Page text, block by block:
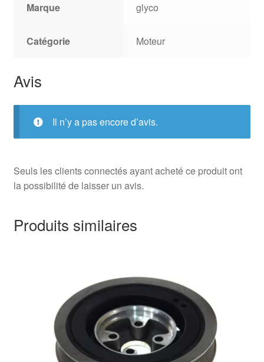
Marque glyco
Catégorie Moteur
Avis
Il n’y a pas encore d’avis.
Seuls les clients connectés ayant acheté ce produit ont
la possibilité de laisser un avis.
Produits similaires